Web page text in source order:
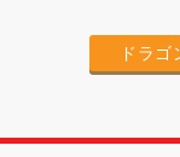
ドラ